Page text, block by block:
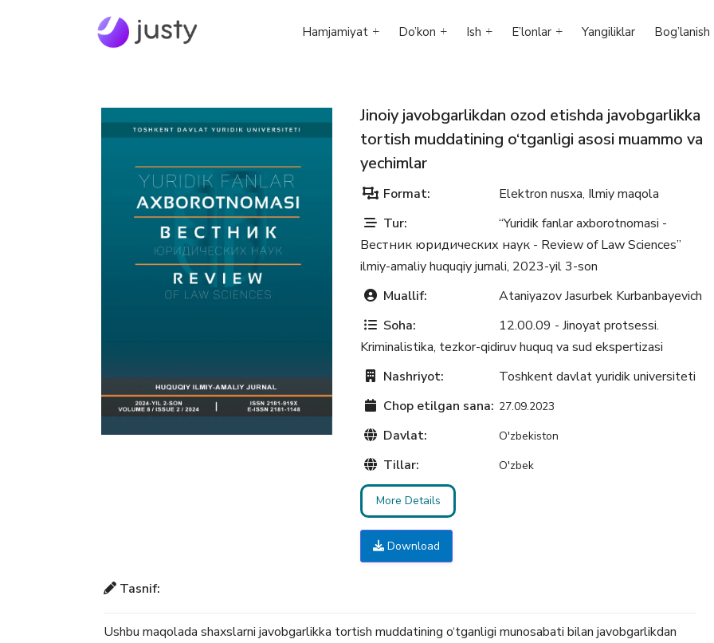
Hamjamiyat Do’kon Ish E’lonlar Yangiliklar Bog’lanish
Jinoiy javobgarlikdan ozod etishda javobgarlikka
tortish muddatining o‘tganligi asosi muammo va
yechimlar
Format: Elektron nusxa, Ilmiy maqola
Tur:
“Yuridik fanlar axborotnomasi -
Вестник юридических наук - Review of Law Sciences”
ilmiy-amaliy huquqiy jurnali, 2023-yil 3-son
Muallif:
Ataniyazov Jasurbek Kurbanbayevich
Soha:
12.00.09 - Jinoyat protsessi.
Kriminalistika, tezkor-qidiruv huquq va sud ekspertizasi
Nashriyot:
Toshkent davlat yuridik universiteti
Chop etilgan sana: 27.09.2023
Davlat: O'zbekiston
Tillar: O'zbek
More Details
Download
Tasnif:
Ushbu maqolada shaxslarni javobgarlikka tortish muddatining o‘tganligi munosabati bilan javobgarlikdan